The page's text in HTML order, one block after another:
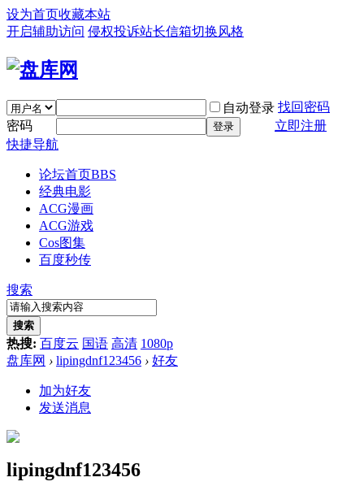
设为首页收藏本站
开启辅助访问 侵权投诉站长信箱切换风格
自动登录 找回密码
密码
登录
立即注册
快捷导航
论坛首页BBS
经典电影
ACG漫画
ACG游戏
Cos图集
百度秒传
搜索
搜索
热搜: 百度云 国语 高清 1080p
盘库网 › lipingdnf123456 › 好友
加为好友
发送消息
lipingdnf123456